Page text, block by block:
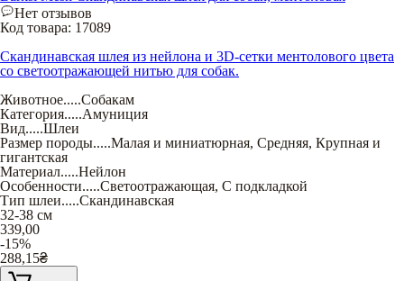
Нет отзывов
Код товара: 17089
Скандинавская шлея из нейлона и 3D-сетки ментолового цвета
со светоотражающей нитью для собак.
Животное.....Собакам
Категория.....Амуниция
Вид.....Шлеи
Размер породы.....Малая и миниатюрная, Средняя, Крупная и
гигантская
Материал.....Нейлон
Особенности.....Светоотражающая, С подкладкой
Тип шлеи.....Скандинавская
32-38 см
339,00
-15%
288,15₴